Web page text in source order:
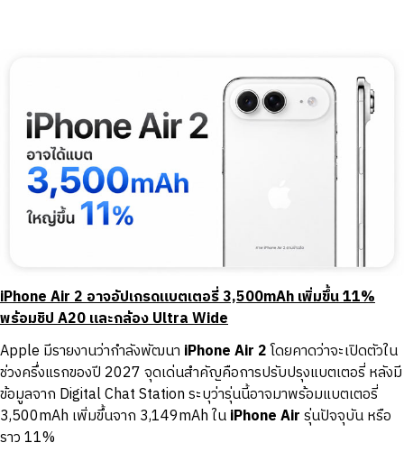
iPhone Air 2 อาจอัปเกรดแบตเตอรี่ 3,500mAh เพิ่มขึ้น 11%
พร้อมชิป A20 และกล้อง Ultra Wide
Apple มีรายงานว่ากำลังพัฒนา iPhone Air 2โดยคาดว่าจะเปิดตัวใน
ช่วงครึ่งแรกของปี 2027 จุดเด่นสำคัญคือการปรับปรุงแบตเตอรี่ หลังมี
ข้อมูลจาก Digital Chat Station ระบุว่ารุ่นนี้อาจมาพร้อมแบตเตอรี่
3,500mAh เพิ่มขึ้นจาก 3,149mAh ในiPhone Airรุ่นปัจจุบัน หรือ
ราว 11%